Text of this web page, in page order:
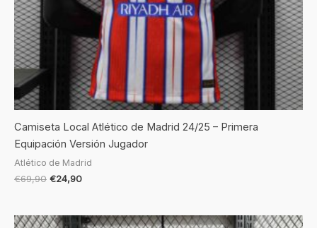
Camiseta Local Atlético de Madrid 24/25 – Primera
Equipación Versión Jugador
Atlético de Madrid
€69,90 €24,90